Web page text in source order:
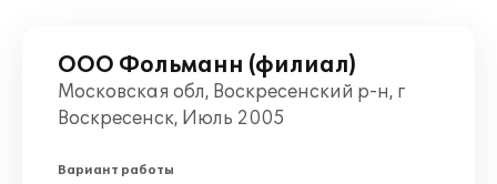
ООО Фольманн (филиал)
Московская обл, Воскресенский р-н, г
Воскресенск, Июль 2005
Вариант работы